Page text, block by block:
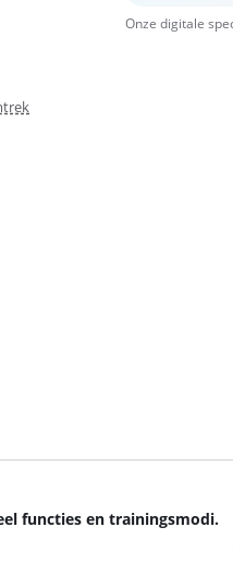
Onze digitale
functies en trainingsmodi.